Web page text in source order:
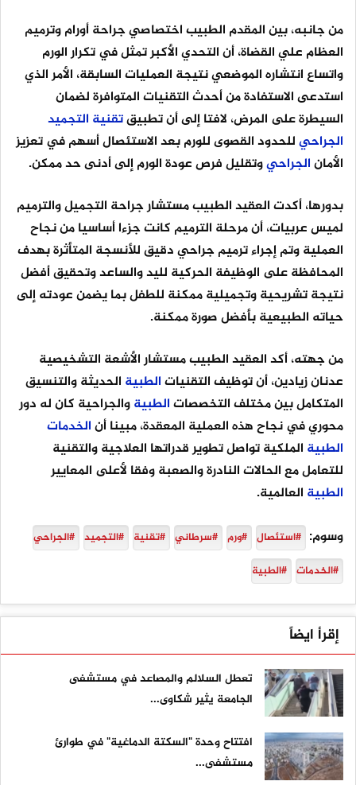
من جانبه، بين المقدم الطبيب اختصاصي جراحة أورام وترميم
العظام علي القضاة، أن التحدي الأكبر تمثل في تكرار الورم
واتساع انتشاره الموضعي نتيجة العمليات السابقة، الأمر الذي
استدعى الاستفادة من أحدث التقنيات المتوافرة لضمان
السيطرة على المرض، لافتا إلى أن تطبيقتقنية التجميد
الجراحيللحدود القصوى للورم بعد الاستئصال أسهم في تعزيز
الأمانالجراحيوتقليل فرص عودة الورم إلى أدنى حد ممكن.
بدورها، أكدت العقيد الطبيب مستشار جراحة التجميل والترميم
لميس عربيات، أن مرحلة الترميم كانت جزءا أساسيا من نجاح
العملية وتم إجراء ترميم جراحي دقيق للأنسجة المتأثرة بهدف
المحافظة على الوظيفة الحركية لليد والساعد وتحقيق أفضل
نتيجة تشريحية وتجميلية ممكنة للطفل بما يضمن عودته إلى
حياته الطبيعية بأفضل صورة ممكنة.
من جهته، أكد العقيد الطبيب مستشار الأشعة التشخيصية
عدنان زيادين، أن توظيف التقنياتالطبية الحديثة والتنسيق
المتكامل بين مختلف التخصصاتالطبيةوالجراحية كان له دور
محوري في نجاح هذه العملية المعقدة، مبينا أنالخدمات
الطبية الملكية تواصل تطوير قدراتها العلاجية والتقنية
للتعامل مع الحالات النادرة والصعبة وفقا لأعلى المعايير
الطبية العالمية.
وسوم: #استئصال #ورم #سرطاني #تقنية #التجميد #الجراحي
#الخدمات #الطبية
إقرأ ايضاً
تعطل السلالم والمصاعد في مستشفى
الجامعة يثير شكاوى...
افتتاح وحدة "السكتة الدماغية" في طوارئ
مستشفى...